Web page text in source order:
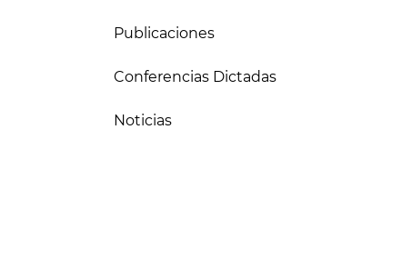
Publicaciones
Conferencias Dictadas
Noticias